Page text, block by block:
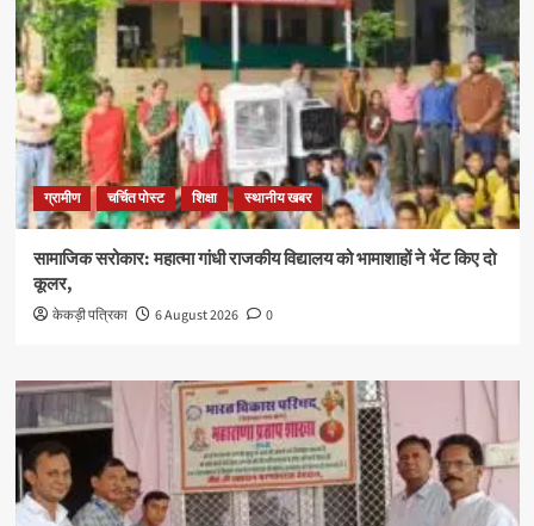
ग्रामीण चर्चित पोस्ट शिक्षा स्थानीय खबर
सामाजिक सरोकार: महात्मा गांधी राजकीय विद्यालय को भामाशाहों ने भेंट किए दो
कूलर,
केकड़ी पत्रिका 6 August 2026 0